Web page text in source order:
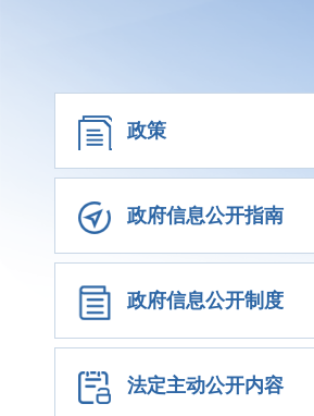
政策
政府信息公开指南
政府信息公开制度
法定主动公开内容